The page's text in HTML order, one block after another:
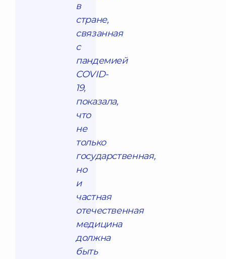
в
стране,
связанная
с
пандемией
COVID-
19,
показала,
что
не
только
государственная,
но
и
частная
отечественная
медицина
должна
быть